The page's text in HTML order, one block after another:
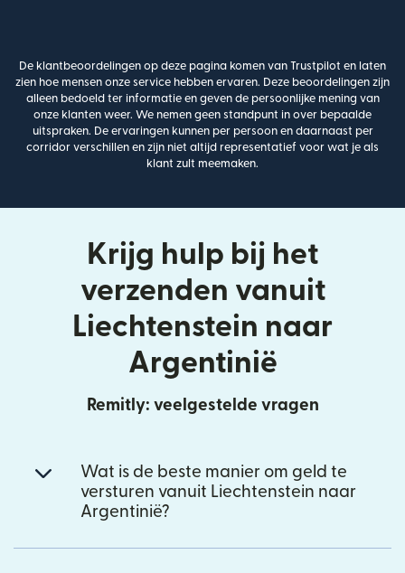
De klantbeoordelingen op deze pagina komen van Trustpilot en laten
zien hoe mensen onze service hebben ervaren. Deze beoordelingen zijn
alleen bedoeld ter informatie en geven de persoonlijke mening van
onze klanten weer. We nemen geen standpunt in over bepaalde
uitspraken. De ervaringen kunnen per persoon en daarnaast per
corridor verschillen en zijn niet altijd representatief voor wat je als
klant zult meemaken.
Krijg hulp bij het
verzenden vanuit
Liechtenstein naar
Argentinië
Remitly: veelgestelde vragen
Wat is de beste manier om geld te
versturen vanuit Liechtenstein naar
Argentinië?